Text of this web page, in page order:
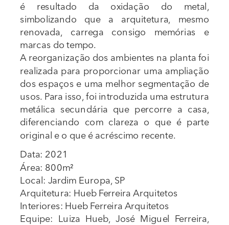
é resultado da oxidação do metal,
simbolizando que a arquitetura, mesmo
renovada, carrega consigo memórias e
marcas do tempo.
A reorganização dos ambientes na planta foi
realizada para proporcionar uma ampliação
dos espaços e uma melhor segmentação de
usos. Para isso, foi introduzida uma estrutura
metálica secundária que percorre a casa,
diferenciando com clareza o que é parte
original e o que é acréscimo recente.
Data: 2021
Área: 800m²
Local: Jardim Europa, SP
Arquitetura: Hueb Ferreira Arquitetos
Interiores: Hueb Ferreira Arquitetos
Equipe: Luiza Hueb, José Miguel Ferreira,